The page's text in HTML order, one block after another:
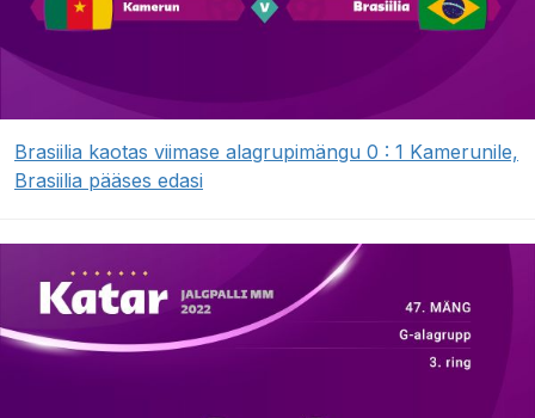
Brasiilia kaotas viimase alagrupimängu 0 : 1 Kamerunile,
Brasiilia pääses edasi